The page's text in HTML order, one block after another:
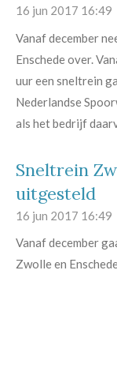
16 jun 2017 16:49
Vanaf december
Enschede over.
uur een sneltrein
Nederlandse
als het bedrijf
Sneltrein
uitgesteld
16 jun 2017 16:49
Vanaf december
Zwolle en